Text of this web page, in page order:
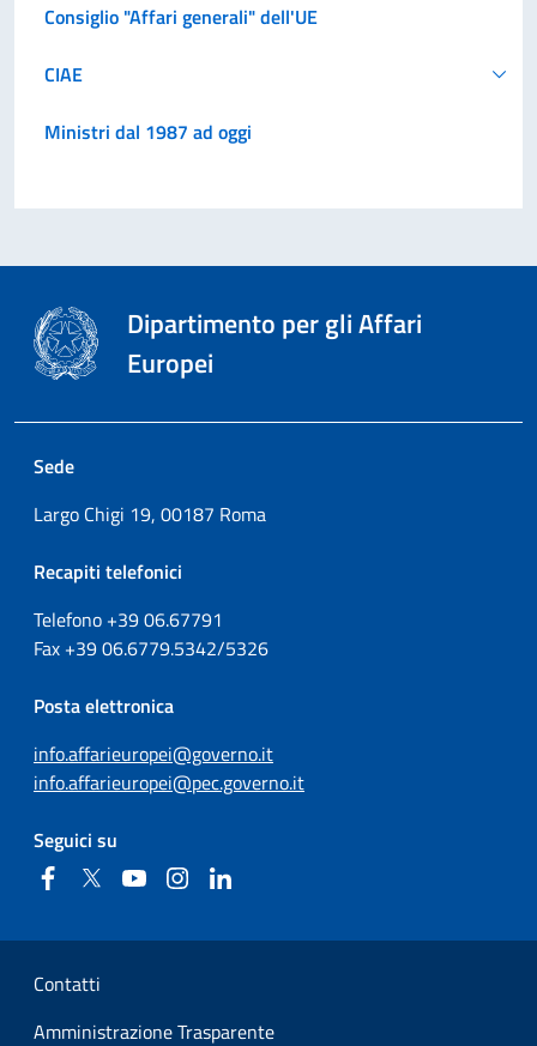
Consiglio "Affari generali" dell'UE
CIAE
Ministri dal 1987 ad oggi
Dipartimento per gli Affari
Europei
Sede
Largo Chigi 19, 00187 Roma
Recapiti telefonici
Telefono +3906.67791
Fax +3906.6779.5342/5326
Posta elettronica
info.affarieuropei@governo.it
info.affarieuropei@pec.governo.it
Seguici su
FacebookTwitter YouTubeInstagram
Sezione Link Utili
Contatti
Amministrazione Trasparente